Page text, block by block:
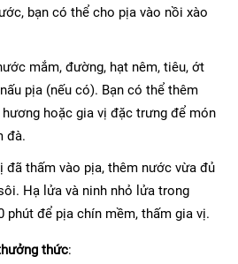
bạn có thể cho pịa vào nồi xào
mắm, đường, hạt nêm, tiêu, ớt
pịa (nếu có). Bạn có thể thêm
hoặc gia vị đặc trưng để món
đà.
đã thấm vào pịa, thêm nước vừa đủ
Hạ lửa và ninh nhỏ lửa trong
phút để pịa chín mềm, thấm gia vị.
thức: